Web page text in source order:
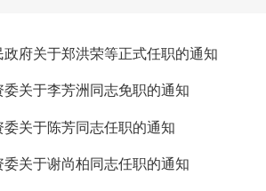
政府关于郑洪荣等正式任职的通知
委关于李芳洲同志免职的通知
委关于陈芳同志任职的通知
委关于谢尚柏同志任职的通知